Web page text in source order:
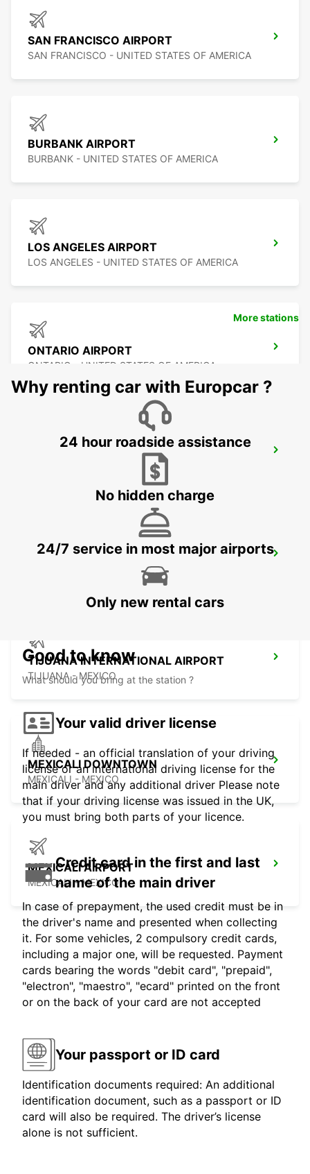
SAN FRANCISCO AIRPORT
SAN FRANCISCO - UNITED STATES OF AMERICA
BURBANK AIRPORT
BURBANK - UNITED STATES OF AMERICA
LOS ANGELES AIRPORT
LOS ANGELES - UNITED STATES OF AMERICA
ONTARIO AIRPORT
ONTARIO - UNITED STATES OF AMERICA
LAS VEGAS AIRPORT
LAS VEGAS - UNITED STATES OF AMERICA
SAN DIEGO AIRPORT
SAN DIEGO - UNITED STATES OF AMERICA
TIJUANA INTERNATIONAL AIRPORT
TIJUANA - MEXICO
MEXICALI DOWNTOWN
MEXICALI - MEXICO
MEXICALI AIRPORT
MEXICALI - MEXICO
More stations
Why renting car with Europcar ?
24 hour roadside assistance
No hidden charge
24/7 service in most major airports
Only new rental cars
Good to know
What should you bring at the station ?
Your valid driver license
If needed - an official translation of your driving
license or an international driving license for the
main driver and any additional driver Please note
that if your driving license was issued in the UK,
you must bring both parts of your licence.
Credit card in the first and last
name of the main driver
In case of prepayment, the used credit must be in
the driver's name and presented when collecting
it. For some vehicles, 2 compulsory credit cards,
including a major one, will be requested. Payment
cards bearing the words "debit card", "prepaid",
"electron", "maestro", "ecard" printed on the front
or on the back of your card are not accepted
Your passport or ID card
Identification documents required: An additional
identification document, such as a passport or ID
card will also be required. The driver’s license
alone is not sufficient.